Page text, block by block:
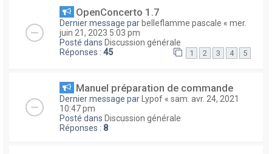
OpenConcerto 1.7
Dernier message par belleflamme pascale « mer.
juin 21, 2023 5:03 pm
Posté dans Discussion générale
Réponses : 45 1 2 3 4 5
Manuel préparation de commande
Dernier message par Lypof « sam. avr. 24, 2021
10:47 pm
Posté dans Discussion générale
Réponses : 8